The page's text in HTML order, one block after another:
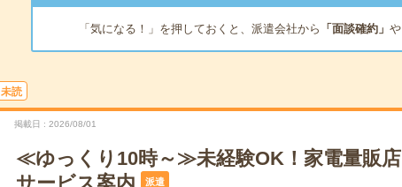
「気になる！」を押しておくと、派遣会社から 「面談確約」 や
未読
掲載日 2026/08/01
≪ゆっくり10時～≫未経験OK！家電量販
派遣